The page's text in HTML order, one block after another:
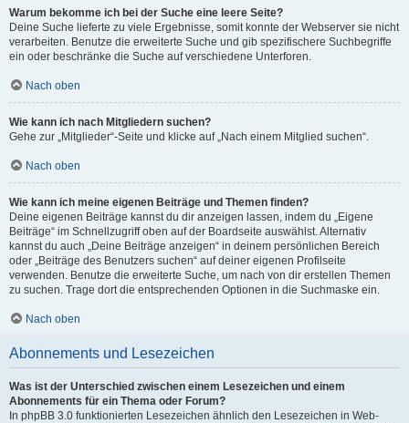
Warum bekomme ich bei der Suche eine leere Seite?
Deine Suche lieferte zu viele Ergebnisse, somit konnte der Webserver sie nicht
verarbeiten. Benutze die erweiterte Suche und gib spezifischere Suchbegriffe
ein oder beschränke die Suche auf verschiedene Unterforen.
Nach oben
Wie kann ich nach Mitgliedern suchen?
Gehe zur „Mitglieder“-Seite und klicke auf „Nach einem Mitglied suchen“.
Nach oben
Wie kann ich meine eigenen Beiträge und Themen finden?
Deine eigenen Beiträge kannst du dir anzeigen lassen, indem du „Eigene
Beiträge“ im Schnellzugriff oben auf der Boardseite auswählst. Alternativ
kannst du auch „Deine Beiträge anzeigen“ in deinem persönlichen Bereich
oder „Beiträge des Benutzers suchen“ auf deiner eigenen Profilseite
verwenden. Benutze die erweiterte Suche, um nach von dir erstellen Themen
zu suchen. Trage dort die entsprechenden Optionen in die Suchmaske ein.
Nach oben
Abonnements und Lesezeichen
Was ist der Unterschied zwischen einem Lesezeichen und einem
Abonnements für ein Thema oder Forum?
In phpBB 3.0 funktionierten Lesezeichen ähnlich den Lesezeichen in Web-